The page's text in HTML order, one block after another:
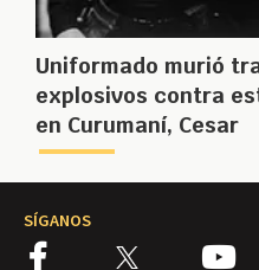
Uniformado murió
explosivos contra
en Curumaní, Cesar
SÍGANOS